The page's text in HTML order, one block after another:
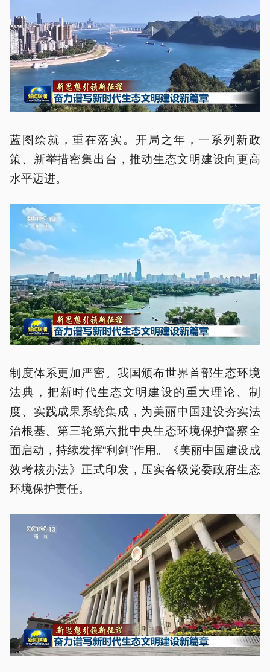
蓝图绘就，重在落实。开局之年，一系列新政
策、新举措密集出台，推动生态文明建设向更高
水平迈进。
制度体系更加严密。我国颁布世界首部生态环境
法典，把新时代生态文明建设的重大理论、制
度、实践成果系统集成，为美丽中国建设夯实法
治根基。第三轮第六批中央生态环境保护督察全
面启动，持续发挥“利剑”作用。《美丽中国建设成
效考核办法》正式印发，压实各级党委政府生态
环境保护责任。